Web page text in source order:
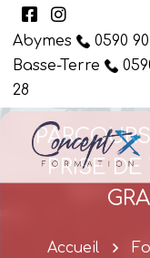
Abymes
0590
Basse-Terre
28
PRISE
Accueil